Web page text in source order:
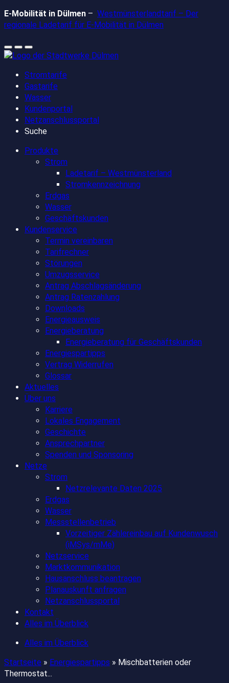
Zum
Inhalt
E-Mobilität in Dülmen – Westmünsterlandtarif – Der
regionale Ladetarif für E-Mobilität in Dülmen
Stromtarife
Gastarife
Wasser
Kundenportal
Netzanschlussportal
Suche
Produkte
Strom
Ladetarif – Westmünsterland
Stromkennzeichnung
Erdgas
Wasser
Geschäftskunden
Kundenservice
Termin vereinbaren
Tarifrechner
Störungen
Umzugsservice
Antrag Abschlagsänderung
Antrag Ratenzahlung
Downloads
Energieausweis
Energieberatung
Energieberatung für Geschäftskunden
Energiespartipps
Vertrag Widerrufen
Glossar
Aktuelles
Über uns
Karriere
Lokales Engagement
Geschichte
Ansprechpartner
Spenden und Sponsoring
Netze
Strom
Netzrelevante Daten 2025
Erdgas
Wasser
Messstellenbetrieb
Vorzeitiger Zählereinbau auf Kundenwusch
(iMSys/mMe)
Netzservice
Marktkommunikation
Hausanschluss beantragen
Planauskunft anfragen
Netzanschlussportal
Kontakt
Alles im Überblick
Alles im Überblick
Startseite » Energiespartipps » Mischbatterien oder
Thermostat...